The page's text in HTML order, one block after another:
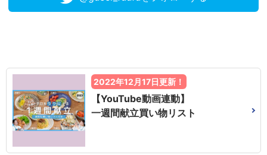
2022年12月17日更新！
【YouTube動画連動】
一週間献立買い物リスト